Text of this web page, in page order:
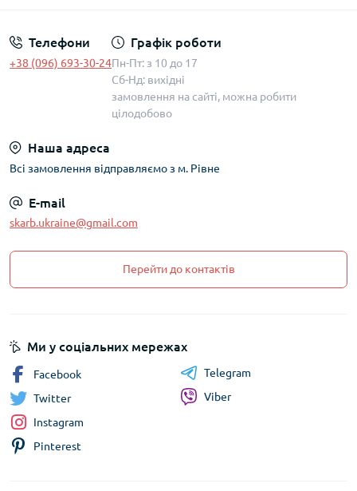
Телефони
+38 (096) 693-30-24
Графік роботи
Пн-Пт: з 10 до 17
Сб-Нд: вихідні
замовлення на сайті, можна робити
цілодобово
Наша адреса
Всі замовлення відправляємо з м. Рівне
E-mail
skarb.ukraine@gmail.com
Перейти до контактів
Ми у соціальних мережах
Facebook
Twitter
Instagram
Pinterest
Telegram
Viber